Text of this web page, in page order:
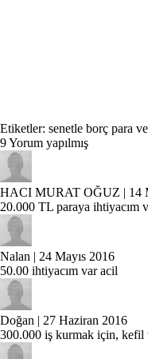
Etiketler: senetle borç para
9Yorum yapılmış
HACI MURAT OĞUZ | 14
20.000 TL paraya ihtiyacım
Nalan | 24 Mayıs 2016
50.00 ihtiyacım var acil
Doğan | 27 Haziran 2016
300.000 iş kurmak için, kefil